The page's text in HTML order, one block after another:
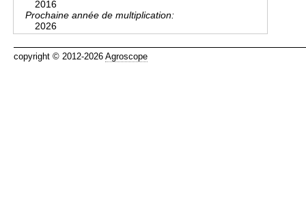
2016
Prochaine année de multiplication:
2026
copyright © 2012-2026 Agroscope